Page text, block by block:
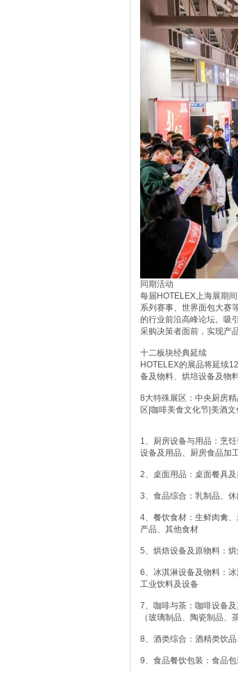
同期活动
每届HOTELEX上海展期
系列赛事、世界面包大赛
的行业前沿高峰论坛。吸
采购决策者面前，实现产
十二板块经典延续
HOTELEX的展品将延续
备及物料、烘培设备及物
8大特殊展区：中央厨房
区|咖啡美食文化节|美酒
1、厨房设备与用品：烹
设备及用品、厨房食品加
2、桌面用品：桌面餐具
3、食品综合：乳制品、
4、餐饮食材：生鲜肉禽
产品、其他食材
5、烘焙设备及原物料：
6、冰淇淋设备及物料：
工业饮料及设备
7、咖啡与茶：咖啡设备
（玻璃制品、陶瓷制品、
8、酒类综合：酒精类饮
9、食品餐饮包装：食品